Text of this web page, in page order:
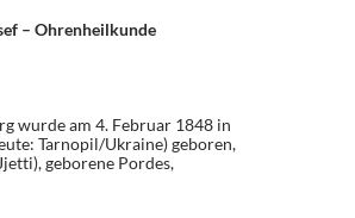
– Ohrenheilkunde
wurde am 4. Februar 1848 in
Tarnopil/Ukraine) geboren,
geborene Pordes,